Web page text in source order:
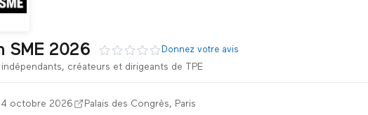
au Palais des Congrès de Paris. Ce salon est dédié aux
SME 2026 Donnez votre avis
indépendants, créateurs et dirigeants de TPE
octobre 2026 Palais des Congrès, Paris